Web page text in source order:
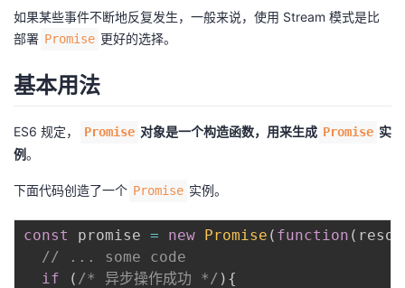
验
收
议
如果某些事件不断地反复发生，一般来说，使用 Stream 模式是比
部署 Promise 更好的选择。
基本用法
ES6 规定， Promise 对象是一个构造函数，用来生成 Promise 实
例。
下面代码创造了一个 Promise 实例。
const promise = new Promise ( function (
// ... some code
if
( /* 异步操作成功 */ ) {